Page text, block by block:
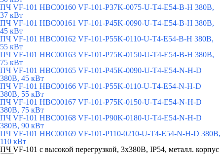
ПЧ VF-101 HBC00160 VF-101-P37K-0075-U-T4-E54-B-H 380В,
37 кВт
ПЧ VF-101 HBC00161 VF-101-P45K-0090-U-T4-E54-B-H 380В,
45 кВт
ПЧ VF-101 HBC00162 VF-101-P55K-0110-U-T4-E54-B-H 380В,
55 кВт
ПЧ VF-101 HBC00163 VF-101-P75K-0150-U-T4-E54-B-H 380В,
75 кВт
ПЧ VF-101 HBC00165 VF-101-P45K-0090-U-T4-E54-N-H-D
380В, 45 кВт
ПЧ VF-101 HBC00166 VF-101-P55K-0110-U-T4-E54-N-H-D
380В, 55 кВт
ПЧ VF-101 HBC00167 VF-101-P75K-0150-U-T4-E54-N-H-D
380В, 75 кВт
ПЧ VF-101 HBC00168 VF-101-P90K-0180-U-T4-E54-N-H-D
380В, 90 кВт
ПЧ VF-101 HBC00169 VF-101-P110-0210-U-T4-E54-N-H-D 380В,
110 кВт
ПЧ VF-101 с высокой перегрузкой, 3х380В, IP54, металл. корпус